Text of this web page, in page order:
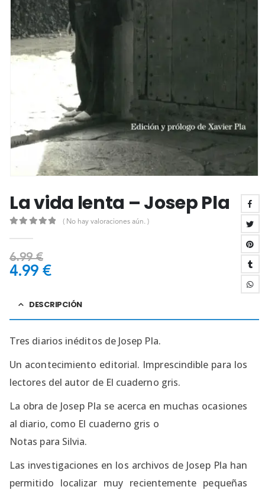
La vida lenta – Josep Pla
( No hay valoraciones aún. )
6.99€
4.99 €
DESCRIPCIÓN
Tres diarios inéditos de Josep Pla.
Un acontecimiento editorial. Imprescindible para los
lectores del autor de El cuaderno gris.
La obra de Josep Pla se acerca en muchas ocasiones
al diario, como El cuaderno gris o
Notas para Silvia.
Las investigaciones en los archivos de Josep Pla han
permitido localizar muy recientemente pequeñas